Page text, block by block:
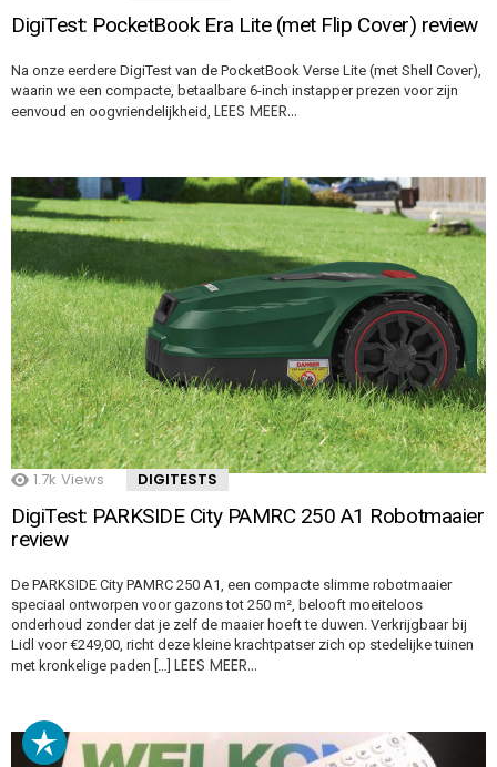
DigiTest: PocketBook Era Lite (met Flip Cover) review
Na onze eerdere DigiTest van de PocketBook Verse Lite (met Shell Cover),
waarin we een compacte, betaalbare 6-inch instapper prezen voor zijn
eenvoud en oogvriendelijkheid, LEES MEER…
1.7k Views DIGITESTS
DigiTest: PARKSIDE City PAMRC 250 A1 Robotmaaier
review
De PARKSIDE City PAMRC 250 A1, een compacte slimme robotmaaier
speciaal ontworpen voor gazons tot 250 m², belooft moeiteloos
onderhoud zonder dat je zelf de maaier hoeft te duwen. Verkrijgbaar bij
Lidl voor €249,00, richt deze kleine krachtpatser zich op stedelijke tuinen
met kronkelige paden […] LEES MEER…